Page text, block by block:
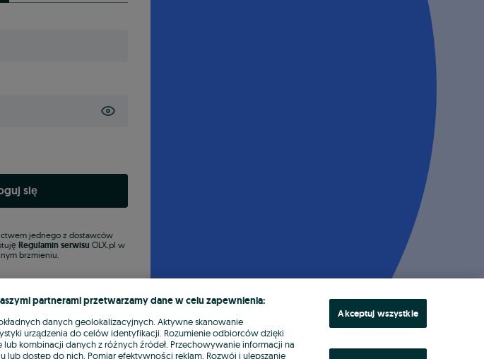
się
jednego z dostawców
Regulamin serwisu OLX.pl w
brzmieniu.
partnerami przetwarzamy dane w celu zapewnienia:
danych geolokalizacyjnych. Aktywne skanowanie
urządzenia do celów identyfikacji. Rozumienie odbiorców dzięki
lub kombinacji danych z różnych źródeł. Przechowywanie informacji na
lub dostęp do nich. Pomiar efektywności reklam. Rozwój i ulepszanie
Akceptuj wszystkie